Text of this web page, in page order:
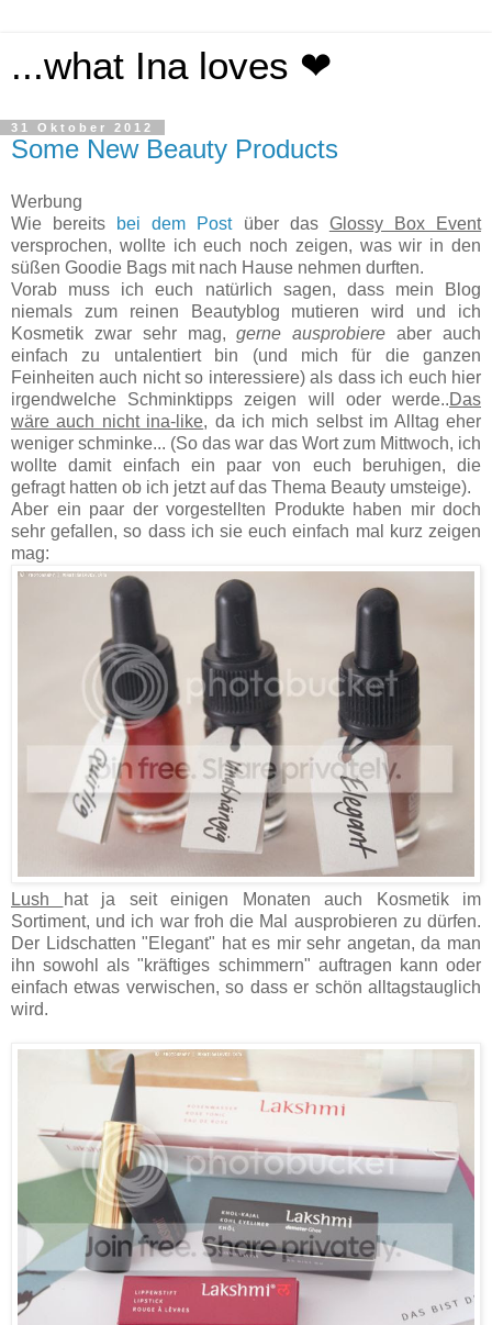
...what Ina loves ❤
31 Oktober 2012
Some New Beauty Products
Werbung
Wie bereits
bei dem Post über das Glossy Box Event
versprochen, wollte ich euch noch zeigen, was wir in den
süßen Goodie Bags mit nach Hause nehmen durften.
Vorab muss ich euch natürlich sagen, dass mein Blog
niemals zum reinen Beautyblog mutieren wird und ich
Kosmetik zwar sehr mag,gerne ausprobiere aber auch
einfach zu untalentiert bin (und mich für die ganzen
Feinheiten auch nicht so interessiere) als dass ich euch hier
irgendwelche Schminktipps zeigen will oder werde..Das
wäre auch nicht ina-like, da ich mich selbst im Alltag eher
weniger schminke... (So das war das Wort zum Mittwoch, ich
wollte damit einfach ein paar von euch beruhigen, die
gefragt hatten ob ich jetzt auf das Thema Beauty umsteige).
Aber ein paar der vorgestellten Produkte haben mir doch
sehr gefallen, so dass ich sie euch einfach mal kurz zeigen
mag:
Lush
hat ja seit einigen Monaten auch Kosmetik im
Sortiment, und ich war froh die Mal ausprobieren zu dürfen.
Der Lidschatten "Elegant" hat es mir sehr angetan, da man
ihn sowohl als "kräftiges schimmern" auftragen kann oder
einfach etwas verwischen, so dass er schön alltagstauglich
wird.